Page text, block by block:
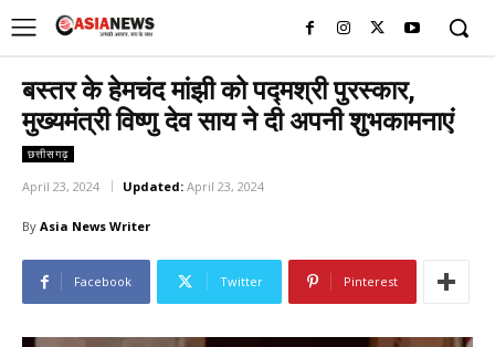
बस्तर के हेमचंद मांझी को पद्मश्री पुरस्कार,
मुख्यमंत्री विष्णु देव साय ने दी अपनी शुभकामनाएं
छत्तीसगढ़
April 23, 2024 Updated: April 23, 2024
By Asia News Writer
Facebook Twitter Pinterest